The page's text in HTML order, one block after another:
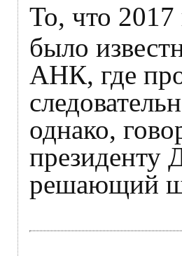
То, что
было
АНК, где
однако,
президенту
решающий